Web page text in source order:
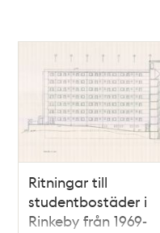
Ritningar till
studentbostäder i
Rinkeby från 1969-